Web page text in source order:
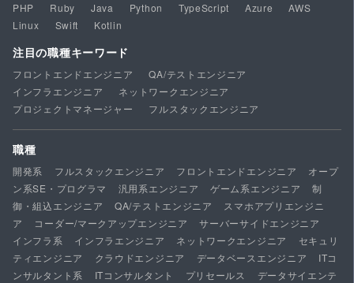
PHP Ruby Java Python TypeScript Azure
AWS
Linux
Swift Kotlin
注目の職種キーワード
フロントエンドエンジニア
QA/テストエンジニア
インフラエンジニア
ネットワークエンジニア
プロジェクトマネージャー
フルスタックエンジニア
職種
開発系 フルスタックエンジニア フロントエンドエンジニア
オープ
ン系SE・プログラマ
汎用系エンジニア ゲーム系エンジニア
制
御・組込エンジニア
QA/テストエンジニア
スマホアプリエンジニ
ア
コーダー/マークアップエンジニア
サーバーサイドエンジニア
インフラ系
インフラエンジニア ネットワークエンジニア
セキュリ
ティエンジニア
クラウドエンジニア データベースエンジニア
ITコ
ンサルタント系
ITコンサルタント プリセールス
データサイエンテ